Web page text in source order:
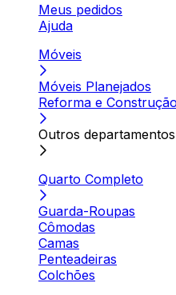
Meus pedidos
Ajuda
Móveis
Móveis Planejados
Reforma e Construção
Outros departamentos
Quarto Completo
Guarda-Roupas
Cômodas
Camas
Penteadeiras
Colchões